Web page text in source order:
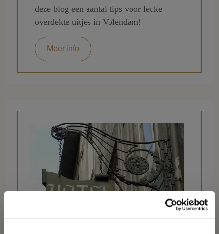
deze blog een aantal tips voor leuke
overdekte uitjes in Volendam!
Meer info